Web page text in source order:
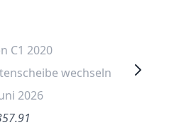
C1 2020
wechseln
2026